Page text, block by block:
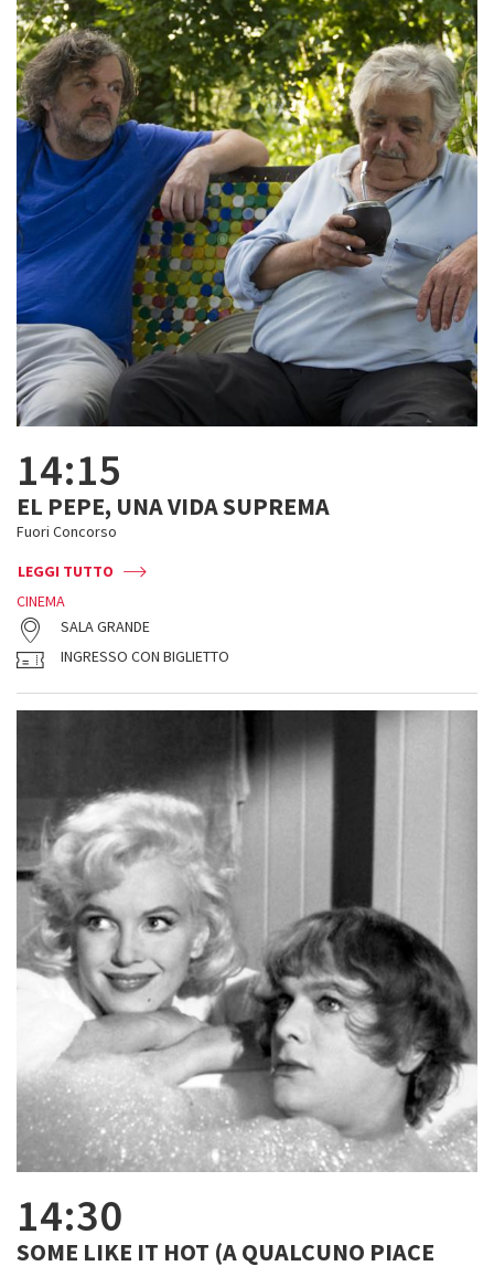
14:15
EL PEPE, UNA VIDA SUPREMA
Fuori Concorso
LEGGI TUTTO
CINEMA
SALA GRANDE
INGRESSO CON BIGLIETTO
14:30
SOME LIKE IT HOT (A QUALCUNO PIACE